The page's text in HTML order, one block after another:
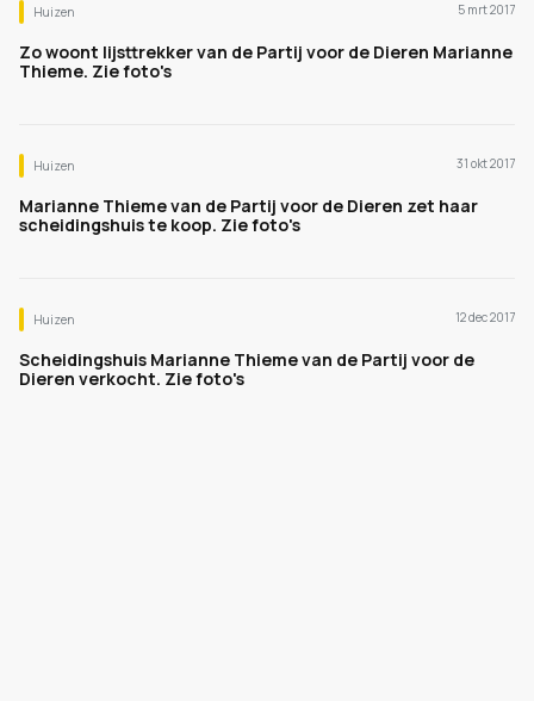
Huizen 5 mrt 2017
Zo woont lijsttrekker van de Partij voor de Dieren Marianne
Thieme. Zie foto's
Huizen 31 okt 2017
Marianne Thieme van de Partij voor de Dieren zet haar
scheidingshuis te koop. Zie foto's
Huizen 12 dec 2017
Scheidingshuis Marianne Thieme van de Partij voor de
Dieren verkocht. Zie foto's